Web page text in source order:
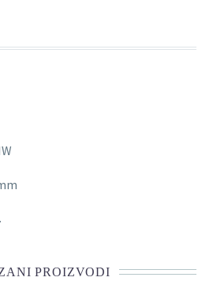
.
PROIZVODI